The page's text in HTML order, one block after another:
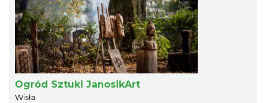
Ogród Sztuki JanosikArt
Wisła